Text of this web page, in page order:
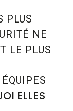
PLUS
NE
LE PLUS
ELLES